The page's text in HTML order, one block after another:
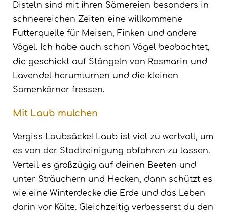
Disteln sind mit ihren Sämereien besonders in
schneereichen Zeiten eine willkommene
Futterquelle für Meisen, Finken und andere
Vögel. Ich habe auch schon Vögel beobachtet,
die geschickt auf Stängeln von Rosmarin und
Lavendel herumturnen und die kleinen
Samenkörner fressen.
Mit Laub mulchen
Vergiss Laubsäcke! Laub ist viel zu wertvoll, um
es von der Stadtreinigung abfahren zu lassen.
Verteil es großzügig auf deinen Beeten und
unter Sträuchern und Hecken, dann schützt es
wie eine Winterdecke die Erde und das Leben
darin vor Kälte. Gleichzeitig verbesserst du den